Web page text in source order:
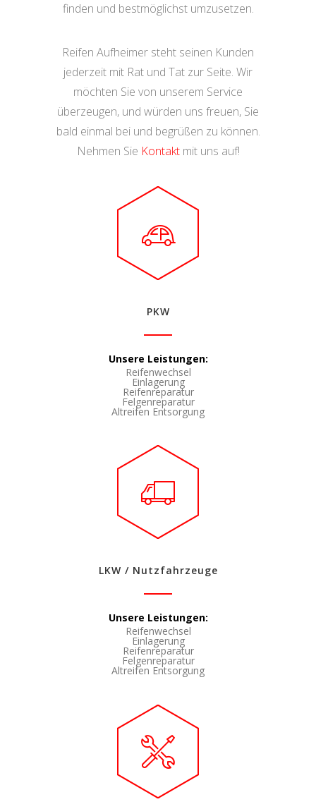
finden und bestmöglichst umzusetzen.
Reifen Aufheimer steht seinen Kunden
jederzeit mit Rat und Tat zur Seite. Wir
möchten Sie von unserem Service
überzeugen, und würden uns freuen, Sie
bald einmal bei und begrüßen zu können.
Nehmen Sie Kontaktmit uns auf!
PKW
Unsere Leistungen:
Reifenwechsel
Einlagerung
Reifenreparatur
Felgenreparatur
Altreifen Entsorgung
LKW / Nutzfahrzeuge
Unsere Leistungen:
Reifenwechsel
Einlagerung
Reifenreparatur
Felgenreparatur
Altreifen Entsorgung